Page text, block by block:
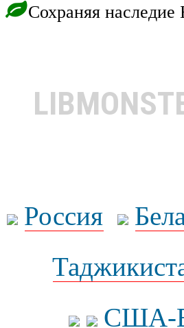
Сохраняя наследие
Россия
США-